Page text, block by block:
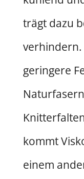
trägt dazu
verhindern.
geringere
kommt
einem